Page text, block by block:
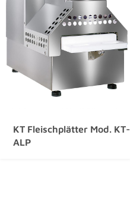
KT Fleischplätter Mod. KT-
ALP